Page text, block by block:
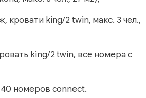
кровати king/2 twin, макс. 3 чел.,
king/2 twin, все номера с
номеров connect.